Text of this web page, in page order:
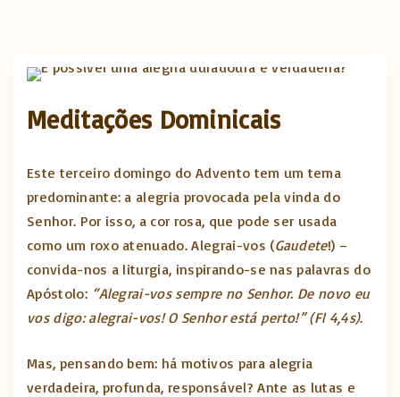
Meditações Dominicais
Este terceiro domingo do Advento tem um tema
predominante: a alegria provocada pela vinda do
Senhor. Por isso, a cor rosa, que pode ser usada
como um roxo atenuado. Alegrai-vos (Gaudete!) –
convida-nos a liturgia, inspirando-se nas palavras do
Apóstolo: “Alegrai-vos sempre no Senhor. De novo eu
vos digo: alegrai-vos! O Senhor está perto!” (Fl 4,4s).
Mas, pensando bem: há motivos para alegria
verdadeira, profunda, responsável? Ante as lutas e